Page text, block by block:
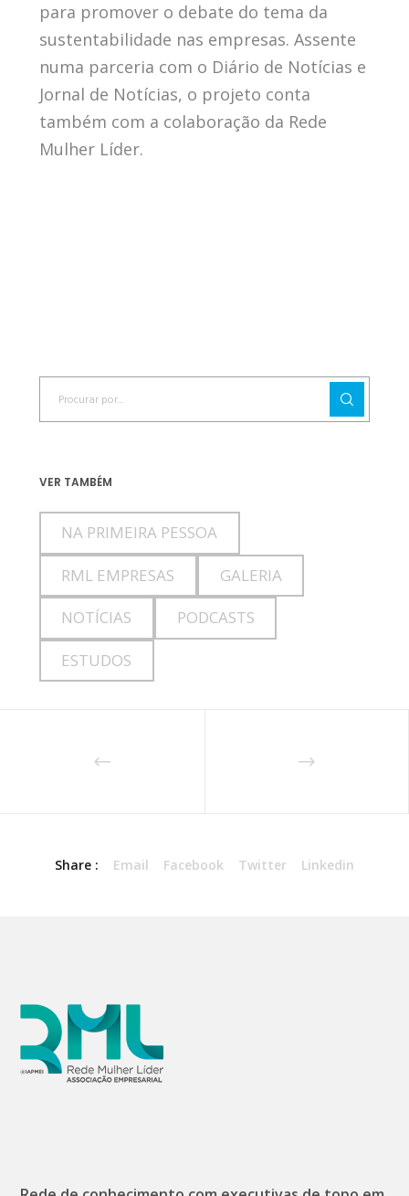
para promover o debate do tema da
sustentabilidade nas empresas. Assente
numa parceria com o Diário de Notícias e
Jornal de Notícias, o projeto conta
também com a colaboração da Rede
Mulher Líder.
VER TAMBÉM
NA PRIMEIRA PESSOA
RML EMPRESAS GALERIA
NOTÍCIAS PODCASTS
ESTUDOS
Share : Email Facebook Twitter Linkedin